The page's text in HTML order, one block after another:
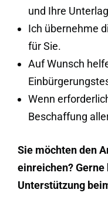
und Ihre
Ich übernehme
für Sie.
Auf Wunsch
Wenn
Beschaffung
Sie möchten den
einreichen?
Unterstützung